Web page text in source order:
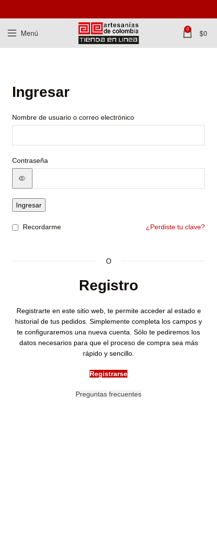
Menú 0 $0
Ingresar
Nombre de usuario o correo electrónico
Contraseña
Ingresar
¿Perdiste tu clave?
Recordarme
O
Registro
Registrarte en este sitio web, te permite acceder al estado e
historial de tus pedidos. Simplemente completa los campos y
te configuraremos una nueva cuenta. Sólo te pediremos los
datos necesarios para que el proceso de compra sea más
rápido y sencillo.
Registrarse
Preguntas frecuentes